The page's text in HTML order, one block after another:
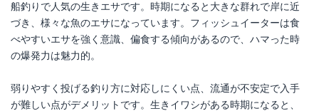
船釣りで人気の生きエサです。時期になると大きな群れで岸に近
づき、様々な魚のエサになっています。フィッシュイーターは食
べやすいエサを強く意識、偏食する傾向があるので、ハマった時
の爆発力は魅力的。
弱りやすく投げる釣り方に対応しにくい点、流通が不安定で入手
が難しい点がデメリットです。生きイワシがある時期になると、